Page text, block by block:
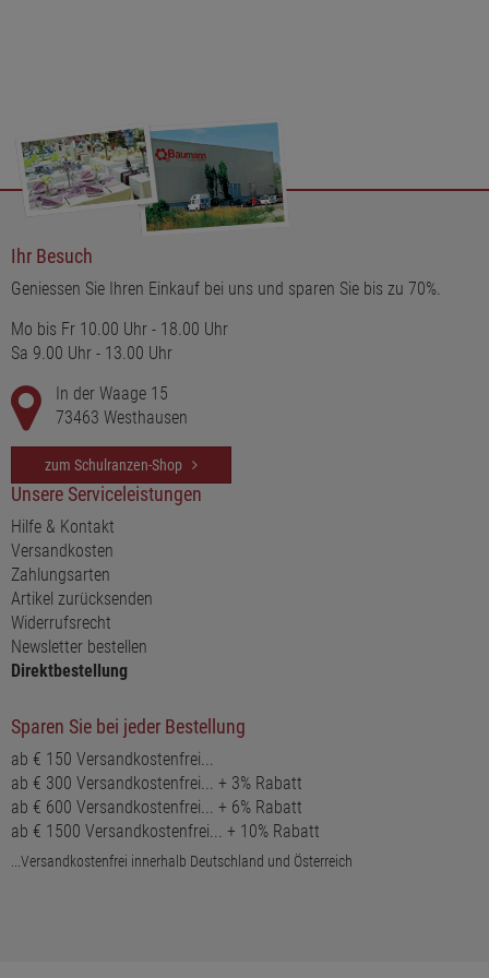
Ihr Besuch
Geniessen Sie Ihren Einkauf bei uns und sparen Sie bis zu 70%.
Mo bis Fr 10.00 Uhr - 18.00 Uhr
Sa 9.00 Uhr - 13.00 Uhr
In der Waage 15
73463 Westhausen
zum Schulranzen-Shop
Unsere Serviceleistungen
Hilfe & Kontakt
Versandkosten
Zahlungsarten
Artikel zurücksenden
Widerrufsrecht
Newsletter bestellen
Direktbestellung
Sparen Sie bei jeder Bestellung
ab € 150 Versandkostenfrei...
ab € 300 Versandkostenfrei... + 3% Rabatt
ab € 600 Versandkostenfrei... + 6% Rabatt
ab € 1500 Versandkostenfrei... + 10% Rabatt
...Versandkostenfrei innerhalb Deutschland und Österreich